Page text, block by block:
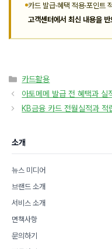
카드 발급·혜택 적용·포인트
고객센터에서 최신 내용을
카
테
리
카드활용
아토메메 발급 전 혜택과 실
KB금융 카드 전월실적과 적
소개
뉴스 미디어
브랜드 소개
서비스 소개
면책사항
문의하기